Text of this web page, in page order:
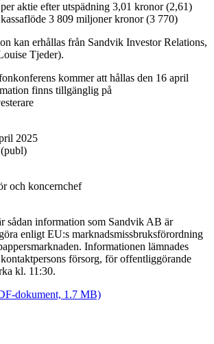
aktie efter utspädning 3,01 kronor (2,61)
3 809 miljoner kronor (3 770)
kan erhållas från Sandvik Investor Relations,
Tjeder).
kommer att hållas den 16 april
finns tillgänglig på
2025
och koncernchef
sådan information som Sandvik AB är
enligt EU:s marknadsmissbruksförordning
Informationen lämnades
försorg, för offentliggörande
kl. 11:30.
dokument, 1.7 MB)